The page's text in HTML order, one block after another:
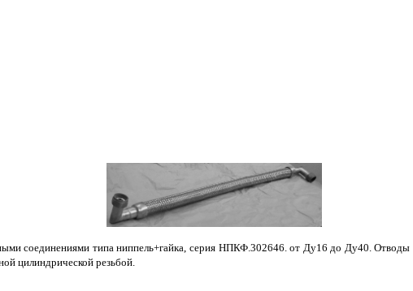
соединениями типа ниппель+гайка, серия НПКФ.302646. от Ду16 до Ду40. Отводы
цилиндрической резьбой.